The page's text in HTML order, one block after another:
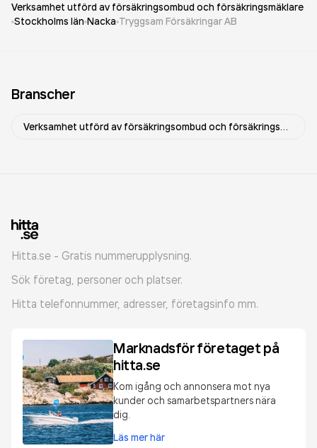
Verksamhet utförd av försäkringsombud och försäkringsmäklare
Stockholms län Nacka Tryggsam Försäkringar AB
Branscher
Verksamhet utförd av försäkringsombud och försäkringsmäklare
Hitta.se - Gratis nummerupplysning.
Sök företag, personer och platser.
Hitta telefonnummer, adresser, företagsinfo mm.
Marknadsför företaget på
hitta.se
Kom igång och annonsera mot nya
kunder och samarbetspartners nära
dig.
Läs mer här